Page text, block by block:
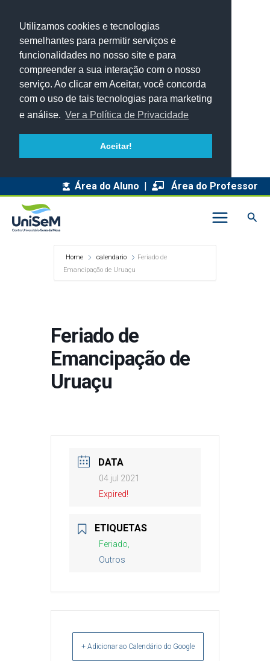
Utilizamos cookies e tecnologias
semelhantes para permitir serviços e
funcionalidades no nosso site e para
compreender a sua interação com o nosso
serviço. Ao clicar em Aceitar, você concorda
com o uso de tais tecnologias para marketing
e análise. Ver a Política de Privacidade
Aceitar!
Área do Aluno | Área do Professor
Home calendario
Feriado de
Emancipação de Uruaçu
Feriado de
Emancipação de
Uruaçu
DATA
04 jul 2021
Expired!
ETIQUETAS
Feriado,
Outros
+ Adicionar ao Calendário do Google